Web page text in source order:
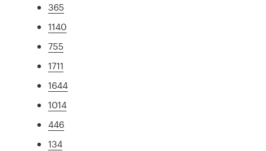
365
1140
755
1711
1644
1014
446
134